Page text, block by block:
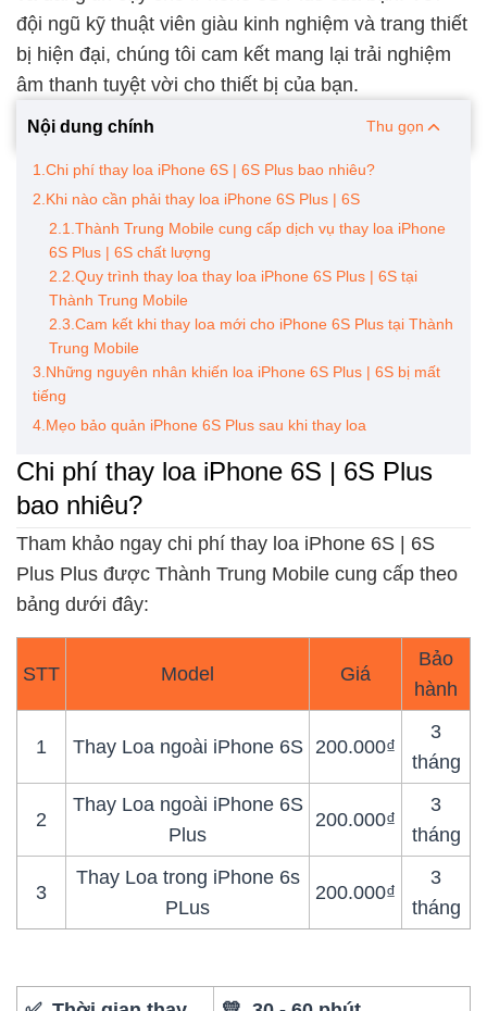
đội ngũ kỹ thuật viên giàu kinh nghiệm và trang thiết
bị hiện đại, chúng tôi cam kết mang lại trải nghiệm
âm thanh tuyệt vời cho thiết bị của bạn.
Nội dung chính Thu gọn
1.Chi phí thay loa iPhone 6S | 6S Plus bao nhiêu?
2.Khi nào cần phải thay loa iPhone 6S Plus | 6S
2.1.Thành Trung Mobile cung cấp dịch vụ thay loa iPhone
6S Plus | 6S chất lượng
2.2.Quy trình thay loa thay loa iPhone 6S Plus | 6S tại
Thành Trung Mobile
2.3.Cam kết khi thay loa mới cho iPhone 6S Plus tại Thành
Trung Mobile
3.Những nguyên nhân khiến loa iPhone 6S Plus | 6S bị mất
tiếng
4.Mẹo bảo quản iPhone 6S Plus sau khi thay loa
Chi phí thay loa iPhone 6S | 6S Plus
bao nhiêu?
Tham khảo ngay chi phí thay loa iPhone 6S | 6S
Plus Plus được Thành Trung Mobile cung cấp theo
bảng dưới đây:
STT Model Giá
Bảo
hành
1 Thay Loa ngoài iPhone 6S 200.000₫
3
tháng
2
Thay Loa ngoài iPhone 6S
Plus
200.000₫
3
tháng
3
Thay Loa trong iPhone 6s
PLus
200.000₫
3
tháng